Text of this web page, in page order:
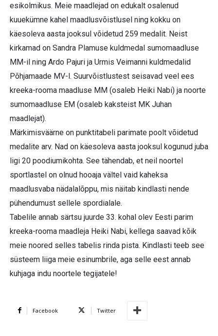
esikolmikus. Meie maadlejad on edukalt osalenud
kuuekümne kahel maadlusvõistlusel ning kokku on
käesoleva aasta jooksul võidetud 259 medalit. Neist
kirkamad on Sandra Plamuse kuldmedal sumomaadluse
MM-il ning Ardo Pajuri ja Urmis Veimanni kuldmedalid
Põhjamaade MV-l. Suurvõistlustest seisavad veel ees
kreeka-rooma maadluse MM (osaleb Heiki Nabi) ja noorte
sumomaadluse EM (osaleb kaksteist MK Juhan
maadlejat).
Märkimisväärne on punktitabeli parimate poolt võidetud
medalite arv. Nad on käesoleva aasta jooksul kogunud juba
ligi 20 poodiumikohta. See tähendab, et neil noortel
sportlastel on olnud hooaja vältel vaid kaheksa
maadlusvaba nädalalõppu, mis näitab kindlasti nende
pühendumust sellele spordialale.
Tabelile annab särtsu juurde 33. kohal olev Eesti parim
kreeka-rooma maadleja Heiki Nabi, kellega saavad kõik
meie noored selles tabelis rinda pista. Kindlasti teeb see
süsteem liiga meie esinumbrile, aga selle eest annab
kuhjaga indu noortele tegijatele!
Facebook Twitter